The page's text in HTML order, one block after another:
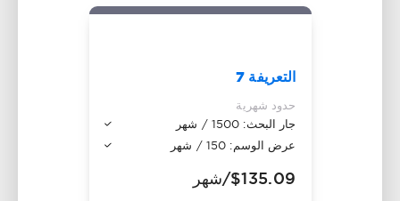
التعريفة 7
حدود شهرية
جار البحث: 1500 / شهر
عرض الوسم: 150 / شهر
$135.09/شهر